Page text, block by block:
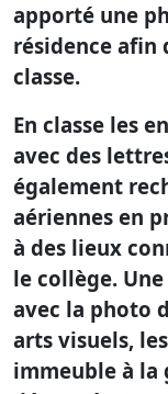
apporté une
résidence afin
classe.
En classe les
avec des
également
aériennes en
à des lieux
le collège.
avec la photo
arts visuels,
immeuble à la